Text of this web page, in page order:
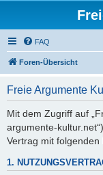
FAQ
Foren-Übersicht
Freie Argumente
Mit dem Zugriff auf
argumente-
Vertrag mit
1.